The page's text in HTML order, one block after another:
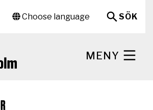
Choose language
SÖK
MENY